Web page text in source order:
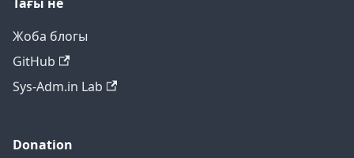
Жоба блогы
GitHub
Sys-Adm.in Lab
Donation